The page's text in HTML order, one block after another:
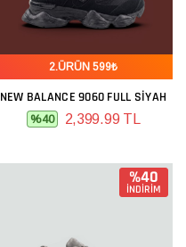
2.ÜRÜN 599₺
NEW BALANCE 9060 FULL SIYAH
%40 2,399.99 TL
%40
İNDİRİM